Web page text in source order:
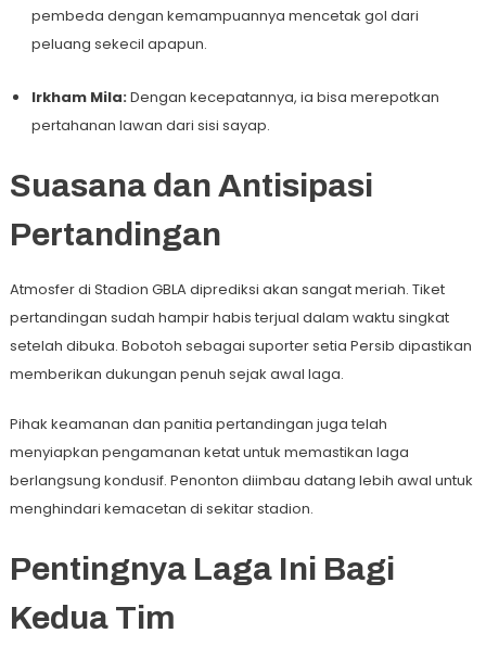
pembeda dengan kemampuannya mencetak gol dari
peluang sekecil apapun.
Irkham Mila:Dengan kecepatannya, ia bisa merepotkan
pertahanan lawan dari sisi sayap.
Suasana dan Antisipasi
Pertandingan
Atmosfer di Stadion GBLA diprediksi akan sangat meriah. Tiket
pertandingan sudah hampir habis terjual dalam waktu singkat
setelah dibuka. Bobotoh sebagai suporter setia Persib dipastikan
memberikan dukungan penuh sejak awal laga.
Pihak keamanan dan panitia pertandingan juga telah
menyiapkan pengamanan ketat untuk memastikan laga
berlangsung kondusif. Penonton diimbau datang lebih awal untuk
menghindari kemacetan di sekitar stadion.
Pentingnya Laga Ini Bagi
Kedua Tim